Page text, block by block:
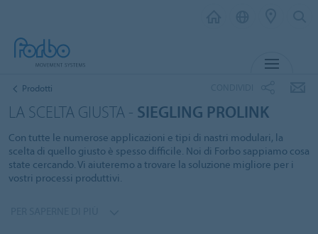
Prodotti
LA SCELTA GIUSTA - SIEGLING PROLINK
Con tutte le numerose applicazioni e tipi di nastri modulari, la
scelta di quello giusto è spesso difficile. Noi di Forbo sappiamo cosa
state cercando. Vi aiuteremo a trovare la soluzione migliore per i
vostri processi produttivi.